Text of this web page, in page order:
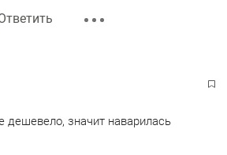
дешевело, значит наварилась